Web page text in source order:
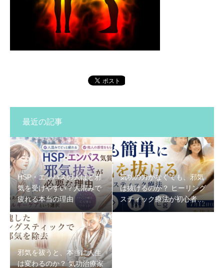
最近の記事
HSP・エンパスの人ほど邪
気を受けやすい？人混みで
疲れる本当の理由
気功の力がなくても、邪気
は抜けるのか？ ヒーリング
スティック療法が初心者で
もできる理由
邪気を祓うと、本当に人生
は変わるのか？ 気功治療家